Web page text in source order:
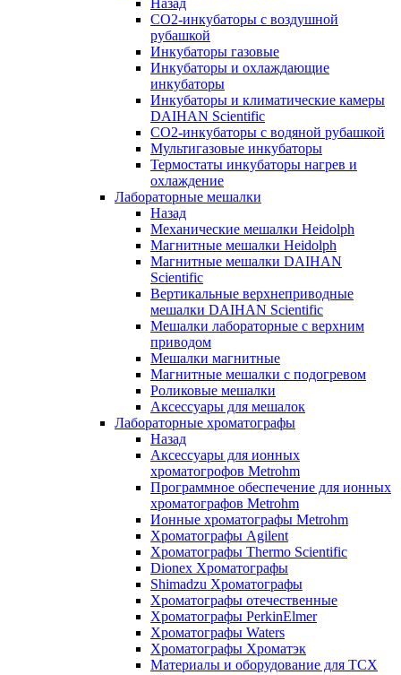
СО2-инкубаторы с воздушной
рубашкой
Инкубаторы газовые
Инкубаторы и охлаждающие
инкубаторы
Инкубаторы и климатические камеры
DAIHAN Scientific
CO2-инкубаторы с водяной рубашкой
Мультигазовые инкубаторы
Термостаты инкубаторы нагрев и
охлаждение
Лабораторные мешалки
Назад
Механические мешалки Heidolph
Магнитные мешалки Heidolph
Магнитные мешалки DAIHAN
Scientific
Вертикальные верхнеприводные
мешалки DAIHAN Scientific
Мешалки лабораторные с верхним
приводом
Мешалки магнитные
Магнитные мешалки с подогревом
Роликовые мешалки
Аксессуары для мешалок
Лабораторные хроматографы
Назад
Аксессуары для ионных
хроматогрофов Metrohm
Программное обеспечение для ионных
хроматографов Metrohm
Ионные хроматографы Metrohm
Хроматографы Agilent
Хроматографы Thermo Scientific
Dionex Хроматографы
Shimadzu Хроматографы
Хроматографы отечественные
Хроматографы PerkinElmer
Хроматографы Waters
Хроматографы Хроматэк
Материалы и оборудование для ТСХ